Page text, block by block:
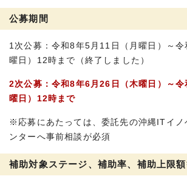
公募期間
1次公募：令和8年5月11日（月曜日）～令
曜日）12時まで（終了しました）
2次公募：令和8年6月26日（木曜日）～
曜日）12時まで
※応募にあたっては、委託先の沖縄ITイノ
ンターへ事前相談が必須
補助対象ステージ、補助率、補助上限